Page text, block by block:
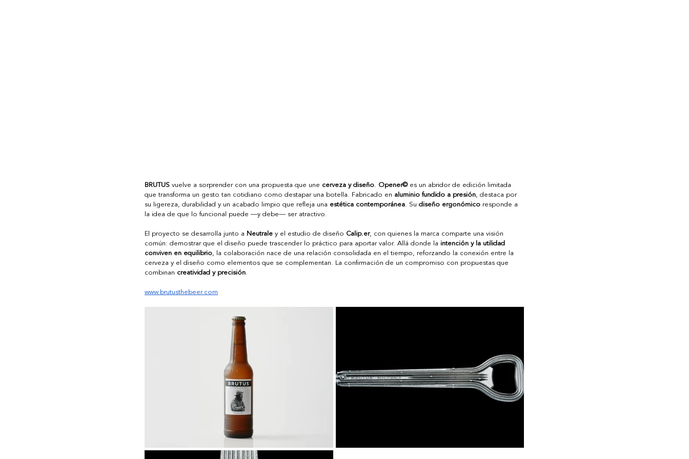
BRUTUS vuelve a sorprender con una propuesta que une cerveza y diseño. Opener© es un abridor de edición limitada
que transforma un gesto tan cotidiano como destapar una botella. Fabricado en aluminio fundido a presión, destaca por
su ligereza, durabilidad y un acabado limpio que refleja una estética contemporánea. Su diseño ergonómico responde a
la idea de que lo funcional puede —y debe— ser atractivo.
El proyecto se desarrolla junto a Neutrale y el estudio de diseño Calip.er, con quienes la marca comparte una visión
común: demostrar que el diseño puede trascender lo práctico para aportar valor. Allá donde la intención y la utilidad
conviven en equilibrio, la colaboración nace de una relación consolidada en el tiempo, reforzando la conexión entre la
cerveza y el diseño como elementos que se complementan. La confirmación de un compromiso con propuestas que
combinan creatividad y precisión.
www.brutusthebeer.com